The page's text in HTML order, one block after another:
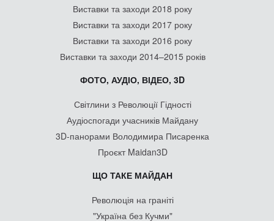
Виставки та заходи 2018 року
Виставки та заходи 2017 року
Виставки та заходи 2016 року
Виставки та заходи 2014–2015 років
ФОТО, АУДІО, ВІДЕО, 3D
Світлини з Революції Гідності
Аудіоспогади учасників Майдану
3D-панорами Володимира Писаренка
Проєкт Maidan3D
ЩО ТАКЕ МАЙДАН
Революція на граніті
"Україна без Кучми"